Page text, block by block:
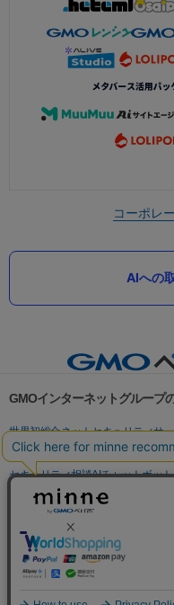
コーポレ
AIへの
GMOインターネットグループ
世界初総合ネットセキュリティサ
パスワード漏洩診断
Webサイ
セキュリティ相談AIチャットボット
実在証明・盗聴対策
サイバー攻撃対策（GMO Flatt
セキュリティ事業の軌跡